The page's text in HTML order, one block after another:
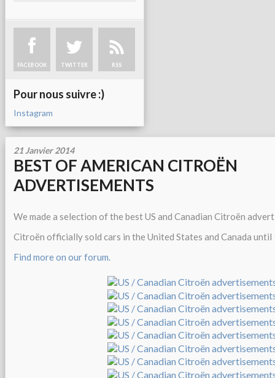
FACEBOOK TWITTER RSS
Pour nous suivre :)
Instagram
21 Janvier 2014
BEST OF AMERICAN CITROËN
ADVERTISEMENTS
We made a selection of the best US and Canadian Citroën
Citroën officially sold cars in the United States and Canada until
Find more on our forum.